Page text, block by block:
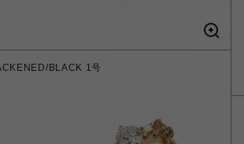
BLACK 1号